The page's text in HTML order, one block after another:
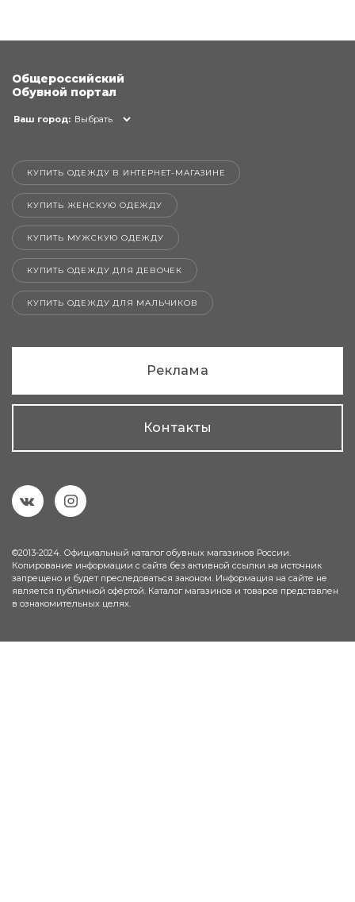
Общероссийский
Обувной портал
Ваш город: Выбрать
КУПИТЬ ОДЕЖДУ В ИНТЕРНЕТ-МАГАЗИНЕ
КУПИТЬ ЖЕНСКУЮ ОДЕЖДУ
КУПИТЬ МУЖСКУЮ ОДЕЖДУ
КУПИТЬ ОДЕЖДУ ДЛЯ ДЕВОЧЕК
КУПИТЬ ОДЕЖДУ ДЛЯ МАЛЬЧИКОВ
Реклама
Контакты
©2013-2024. Официальный каталог обувных магазинов России.
Копирование информации с сайта без активной ссылки на источник
запрещено и будет преследоваться законом. Информация на сайте не
является публичной офёртой. Каталог магазинов и товаров представлен
в ознакомительных целях.